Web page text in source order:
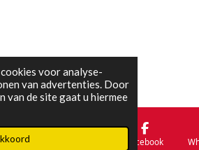
voor analyse-
van advertenties. Door
van de site gaat u hiermee
Facebook